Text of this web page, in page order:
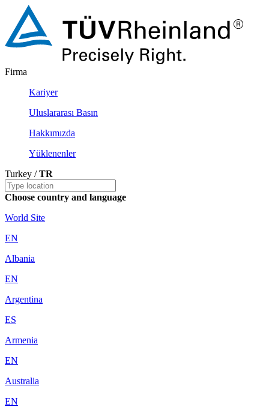
Firma
Kariyer
Uluslararası Basın
Hakkımızda
Yüklenenler
Turkey /TR
Choose country and language
World Site
EN
Albania
EN
Argentina
ES
Armenia
EN
Australia
EN